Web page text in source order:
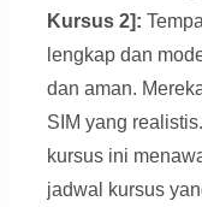
Kursus 2]:
lengkap dan
dan aman.
SIM yang realistis.
kursus ini
jadwal kursus